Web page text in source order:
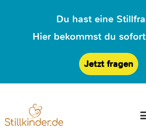
Du hast eine
Hier bekommst du
Jetzt fragen